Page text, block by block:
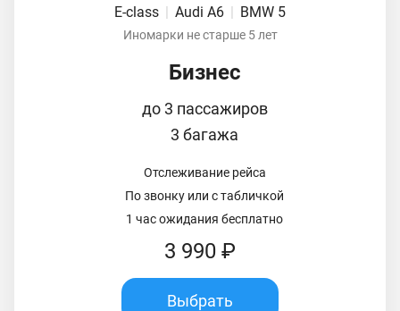
E-class | Audi A6 | BMW 5
Иномарки не старше 5 лет
Бизнес
до 3 пассажиров
3 багажа
Отслеживание рейса
По звонку или с табличкой
1 час ожидания бесплатно
3 990 ₽
Выбрать